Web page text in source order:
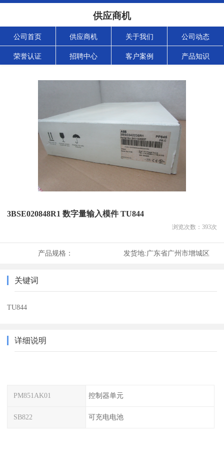
供应商机
公司首页 供应商机 关于我们 公司动态
荣誉认证 招聘中心 客户案例 产品知识
3BSE020848R1 数字量输入模件 TU844
浏览次数： 393次
产品规格： 发货地:广东省广州市增城区
关键词
TU844
详细说明
PM851AK01 控制器单元
SB822 可充电电池